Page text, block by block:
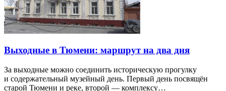
Выходные в Тюмени: маршрут на два дня
За выходные можно соединить историческую прогулку
и содержательный музейный день. Первый день посвящён
старой Тюмени и реке, второй — комплексу…